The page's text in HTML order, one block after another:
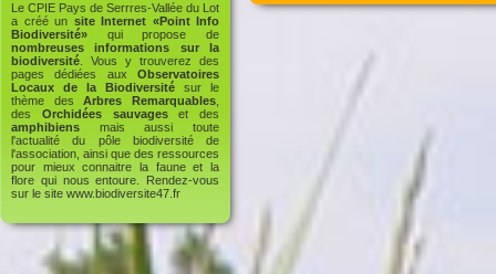
Le CPIE Pays de Serrres-Vallée du Lot
a créé un site Internet «Point Info
Biodiversité» qui propose de
nombreuses informations sur la
biodiversité . Vous y trouverez des
pages dédiées aux Observatoires
Locaux de la Biodiversité sur le
thème desArbres Remarquables
des Orchidées sauvageset des
amphibiens mais aussi toute
l'actualité du pôle biodiversité de
l'association, ainsi que des ressources
pour mieux connaitre la faune et la
flore qui nous entoure. Rendez-vous
sur le site www.biodiversite47.fr